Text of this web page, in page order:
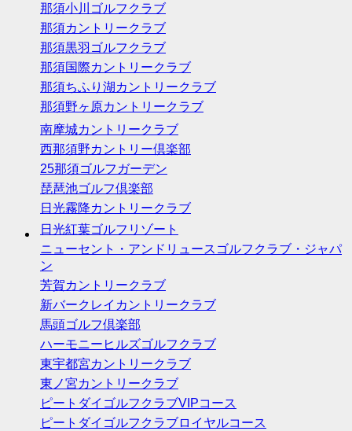
那須小川ゴルフクラブ
那須カントリークラブ
那須黒羽ゴルフクラブ
那須国際カントリークラブ
那須ちふり湖カントリークラブ
那須野ヶ原カントリークラブ
南摩城カントリークラブ
西那須野カントリー倶楽部
25那須ゴルフガーデン
琵琶池ゴルフ倶楽部
日光霧降カントリークラブ
日光紅葉ゴルフリゾート
ニューセント・アンドリュースゴルフクラブ・ジャパ
ン
芳賀カントリークラブ
新バークレイカントリークラブ
馬頭ゴルフ倶楽部
ハーモニーヒルズゴルフクラブ
東宇都宮カントリークラブ
東ノ宮カントリークラブ
ピートダイゴルフクラブVIPコース
ピートダイゴルフクラブロイヤルコース